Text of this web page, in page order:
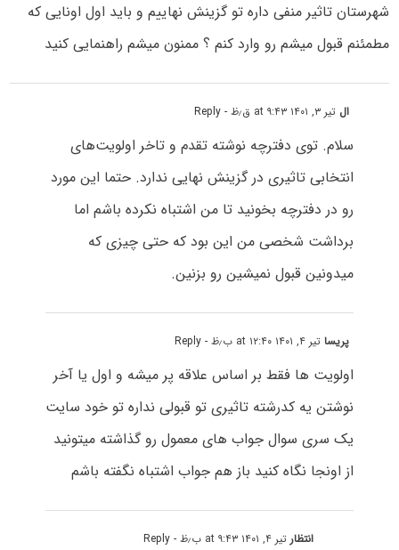
شهرستان تاثیر منفی داره تو گزینش نهاییم و باید اول اونایی که
مطمئنم قبول میشم رو وارد کنم ؟ ممنون میشم راهنمایی کنید
ال تیر ۳, ۱۴۰۱ at ۹:۴۳ ق٫ظ - Reply
سلام. توی دفترچه نوشته تقدم و تاخر اولویت‌های
انتخابی تاثیری در گزینش نهایی ندارد. حتما این مورد
رو در دفترچه بخونید تا من اشتباه نکرده باشم اما
برداشت شخصی من این بود که حتی چیزی که
میدونین قبول نمیشین رو بزنین.
پریساتیر ۴, ۱۴۰۱ at ۱۲:۴۰ ب٫ظ - Reply
اولویت ها فقط بر اساس علاقه پر میشه و اول یا آخر
نوشتن یه کدرشته تاثیری تو قبولی نداره تو خود سایت
یک سری سوال جواب های معمول رو گذاشته میتونید
از اونجا نگاه کنید باز هم جواب اشتباه نگفته باشم
انتظارتیر ۴, ۱۴۰۱ at ۹:۴۳ ب٫ظ - Reply